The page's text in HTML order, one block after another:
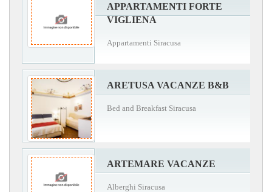
APPARTAMENTI FORTE
VIGLIENA
Appartamenti Siracusa
ARETUSA VACANZE B&B
Bed and Breakfast Siracusa
ARTEMARE VACANZE
Alberghi Siracusa